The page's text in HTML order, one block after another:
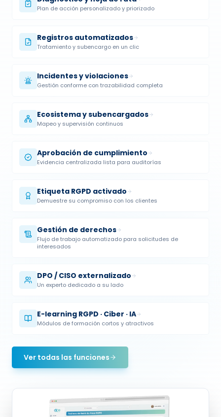
Tratamiento y subencargo en un clic
Gestión conforme con trazabilidad completa
Mapeo y supervisión continuos
Evidencia centralizada lista para auditorías
Demuestre su compromiso con los clientes
Flujo de trabajo automatizado para solicitudes de
interesados
Un experto dedicado a su lado
Módulos de formación cortos y atractivos
Ver todas las funciones